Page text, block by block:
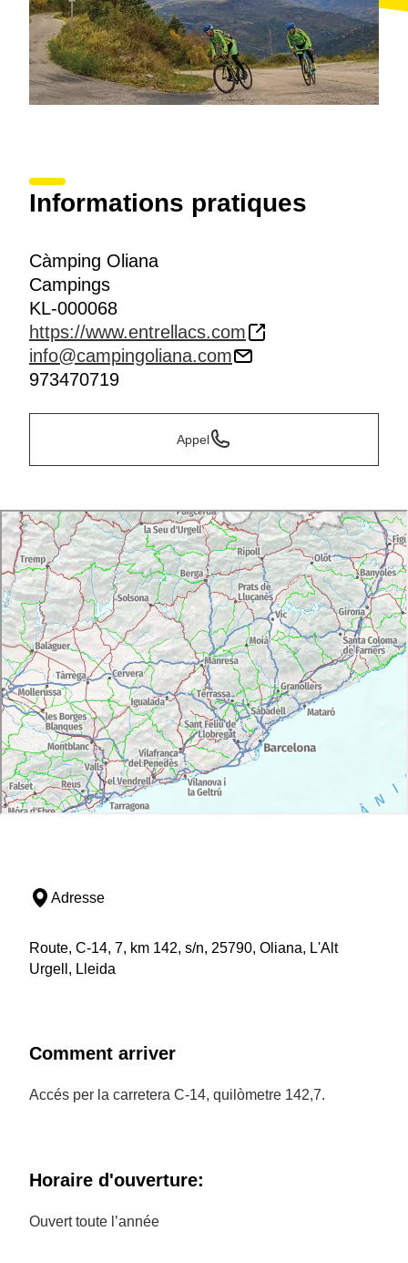
Informations pratiques
Càmping Oliana
Campings
KL-000068
https://www.entrellacs.com
info@campingoliana.com
973470719
Appel
Adresse
Route, C-14, 7, km 142, s/n, 25790, Oliana, L'Alt
Urgell, Lleida
Comment arriver
Accés per la carretera C-14, quilòmetre 142,7.
Horaire d'ouverture:
Ouvert toute l’année